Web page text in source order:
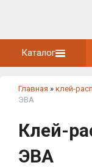
Каталог
Главная » клей-
ЭВА
Клей-
ЭВА